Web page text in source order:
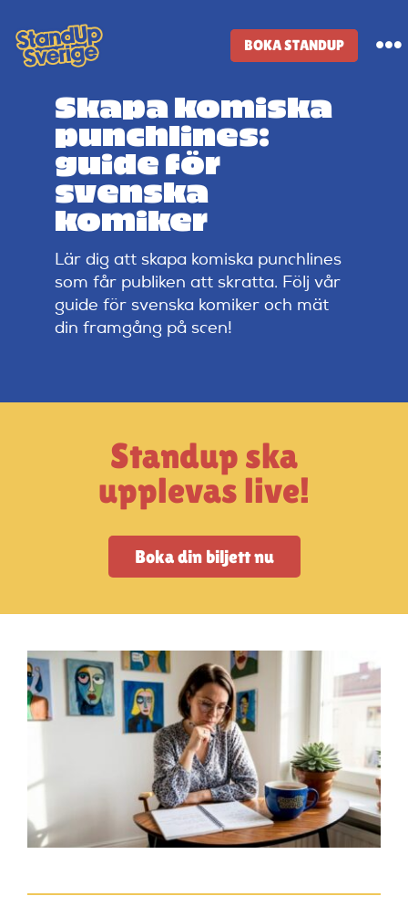
to
content
BOKA STANDUP
Standup-butik
Komiker
Lineup
Tidigare lineup
StandUpSverige PODDEN
Vanliga frågor
Mitt konto
Skapa komiska
punchlines:
guide för
svenska
komiker
Lär dig att skapa komiska punchlines
som får publiken att skratta. Följ vår
guide för svenska komiker och mät
din framgång på scen!
Standup ska
upplevas live!
Boka din biljett nu